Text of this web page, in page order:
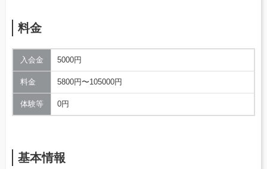
料金
入会金 5000円
料金 5800円〜105000円
体験等 0円
基本情報